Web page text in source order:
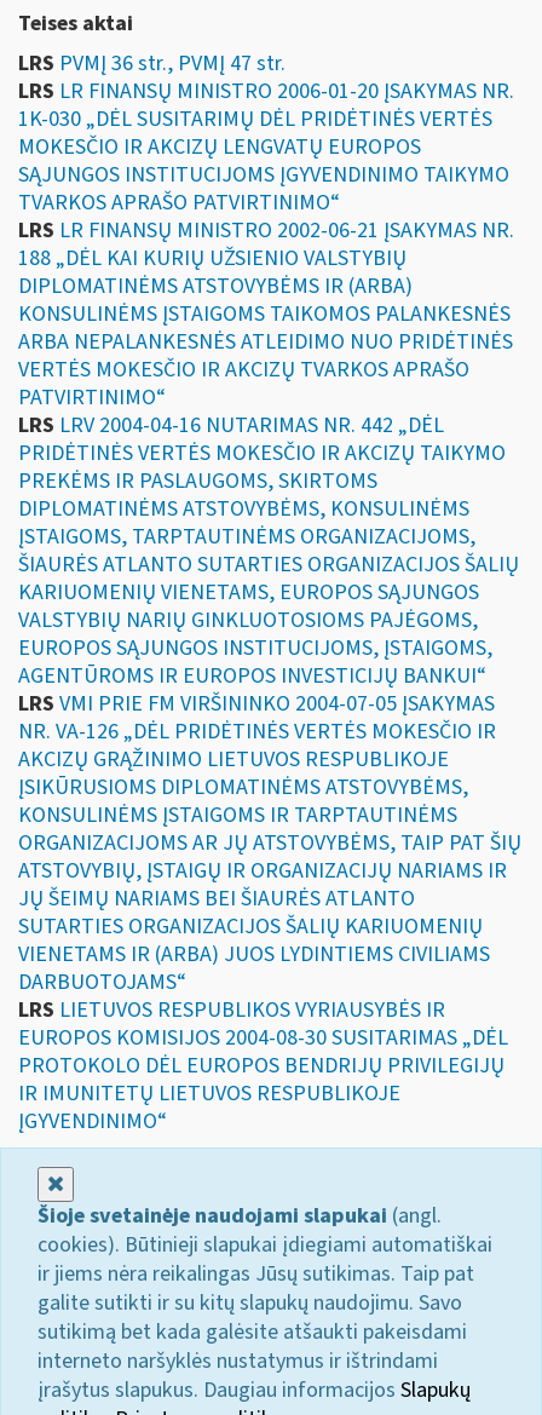
Teises aktai
LRS PVMĮ 36 str., PVMĮ 47 str.
LRS LR FINANSŲ MINISTRO 2006-01-20 ĮSAKYMAS NR.
1K-030 „DĖL SUSITARIMŲ DĖL PRIDĖTINĖS VERTĖS
MOKESČIO IR AKCIZŲ LENGVATŲ EUROPOS
SĄJUNGOS INSTITUCIJOMS ĮGYVENDINIMO TAIKYMO
TVARKOS APRAŠO PATVIRTINIMO“
LRS LR FINANSŲ MINISTRO 2002-06-21 ĮSAKYMAS NR.
188 „DĖL KAI KURIŲ UŽSIENIO VALSTYBIŲ
DIPLOMATINĖMS ATSTOVYBĖMS IR (ARBA)
KONSULINĖMS ĮSTAIGOMS TAIKOMOS PALANKESNĖS
ARBA NEPALANKESNĖS ATLEIDIMO NUO PRIDĖTINĖS
VERTĖS MOKESČIO IR AKCIZŲ TVARKOS APRAŠO
PATVIRTINIMO“
LRS LRV 2004-04-16 NUTARIMAS NR. 442 „DĖL
PRIDĖTINĖS VERTĖS MOKESČIO IR AKCIZŲ TAIKYMO
PREKĖMS IR PASLAUGOMS, SKIRTOMS
DIPLOMATINĖMS ATSTOVYBĖMS, KONSULINĖMS
ĮSTAIGOMS, TARPTAUTINĖMS ORGANIZACIJOMS,
ŠIAURĖS ATLANTO SUTARTIES ORGANIZACIJOS ŠALIŲ
KARIUOMENIŲ VIENETAMS, EUROPOS SĄJUNGOS
VALSTYBIŲ NARIŲ GINKLUOTOSIOMS PAJĖGOMS,
EUROPOS SĄJUNGOS INSTITUCIJOMS, ĮSTAIGOMS,
AGENTŪROMS IR EUROPOS INVESTICIJŲ BANKUI“
LRS VMI PRIE FM VIRŠININKO 2004-07-05 ĮSAKYMAS
NR. VA-126 „DĖL PRIDĖTINĖS VERTĖS MOKESČIO IR
AKCIZŲ GRĄŽINIMO LIETUVOS RESPUBLIKOJE
ĮSIKŪRUSIOMS DIPLOMATINĖMS ATSTOVYBĖMS,
KONSULINĖMS ĮSTAIGOMS IR TARPTAUTINĖMS
ORGANIZACIJOMS AR JŲ ATSTOVYBĖMS, TAIP PAT ŠIŲ
ATSTOVYBIŲ, ĮSTAIGŲ IR ORGANIZACIJŲ NARIAMS IR
JŲ ŠEIMŲ NARIAMS BEI ŠIAURĖS ATLANTO
SUTARTIES ORGANIZACIJOS ŠALIŲ KARIUOMENIŲ
VIENETAMS IR (ARBA) JUOS LYDINTIEMS CIVILIAMS
DARBUOTOJAMS“
LRS LIETUVOS RESPUBLIKOS VYRIAUSYBĖS IR
EUROPOS KOMISIJOS 2004-08-30 SUSITARIMAS „DĖL
PROTOKOLO DĖL EUROPOS BENDRIJŲ PRIVILEGIJŲ
IR IMUNITETŲ LIETUVOS RESPUBLIKOJE
ĮGYVENDINIMO“
Šioje svetainėje naudojami slapukai (angl.
cookies). Būtinieji slapukai įdiegiami automatiškai
ir jiems nėra reikalingas Jūsų sutikimas. Taip pat
galite sutikti ir su kitų slapukų naudojimu. Savo
sutikimą bet kada galėsite atšaukti pakeisdami
interneto naršyklės nustatymus ir ištrindami
įrašytus slapukus. Daugiau informacijos Slapukų